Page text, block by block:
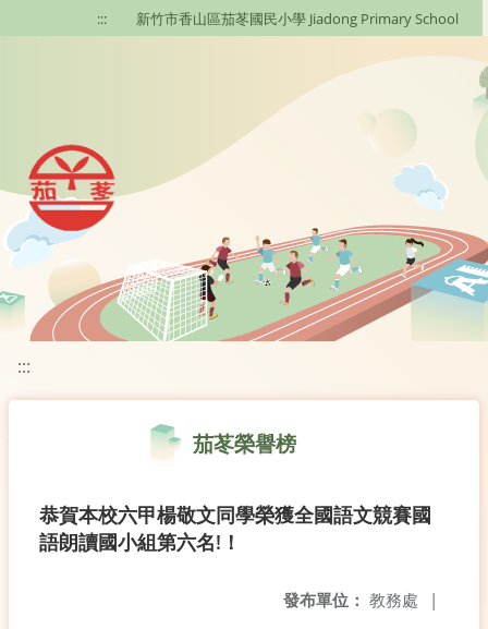
移至網頁之主要內容區位置
::: 新竹市香山區茄苳國民小學 Jiadong Primary School
:::
茄苳榮譽榜
恭賀本校六甲楊敬文同學榮獲全國語文競賽國
語朗讀國小組第六名!！
發布單位： 教務處 |